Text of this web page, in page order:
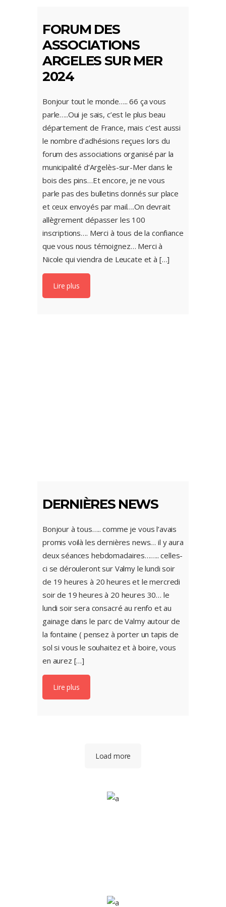
FORUM DES
ASSOCIATIONS
ARGELES SUR MER
2024
Bonjour tout le monde….. 66 ça vous
parle…..Oui je sais, c’est le plus beau
département de France, mais c’est aussi
le nombre d’adhésions reçues lors du
forum des associations organisé par la
municipalité d’Argelès-sur-Mer dans le
bois des pins…Et encore, je ne vous
parle pas des bulletins donnés sur place
et ceux envoyés par mail….On devrait
allègrement dépasser les 100
inscriptions…. Merci à tous de la confiance
que vous nous témoignez… Merci à
Nicole qui viendra de Leucate et à […]
Lire plus
DERNIÈRES NEWS
Bonjour à tous….. comme je vous l’avais
promis voilà les dernières news… il y aura
deux séances hebdomadaires…….. celles-
ci se dérouleront sur Valmy le lundi soir
de 19 heures à 20 heures et le mercredi
soir de 19 heures à 20 heures 30… le
lundi soir sera consacré au renfo et au
gainage dans le parc de Valmy autour de
la fontaine ( pensez à porter un tapis de
sol si vous le souhaitez et à boire, vous
en aurez […]
Lire plus
Load more